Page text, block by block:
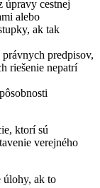
úpravy cestnej
alebo
ak tak
predpisov,
riešenie nepatrí
ktorí sú
verejného
úlohy, ak to